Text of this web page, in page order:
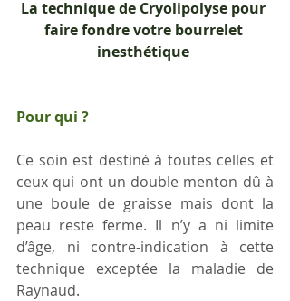
La technique de Cryolipolyse pour
faire fondre votre bourrelet
inesthétique
Pour qui ?
Ce soin est destiné à toutes celles et
ceux qui ont un double menton dû à
une boule de graisse mais dont la
peau reste ferme. Il n’y a ni limite
d’âge, ni contre-indication à cette
technique exceptée la maladie de
Raynaud.